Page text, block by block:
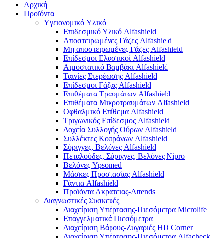
Αρχική
Προϊόντα
Yγειονομικό Yλικό
Επιδεσμικό Υλικό Alfashield
Αποστειρωμένες Γάζες Alfashield
Μη αποστειρωμένες Γάζες Alfashield
Επίδεσμοι Ελαστικοί Alfashield
Αιμοστατικό Βαμβάκι Alfashield
Ταινίες Στερέωσης Alfashield
Επίδεσμοι Γάζας Alfashield
Επιθέματα Τραυμάτων Alfashield
Επιθέματα Μικροτραυμάτων Alfashield
Οφθαλμικό Eπίθεμα Alfashield
Τριγωνικός Επίδεσμος Alfashield
Δοχεία Συλλογής Ούρων Alfashield
Συλλέκτες Κοπράνων Alfashield
Σύριγγες, Βελόνες Alfashield
Πεταλούδες, Σύριγγες, Βελόνες Nipro
Βελόνες Ypsomed
Μάσκες Προστασίας Alfashield
Γάντια Alfashield
Προϊόντα Ακράτειας-Attends
Διαγνωστικές Συσκευές
Διαχείριση Υπέρτασης-Πιεσόμετρα Microlife
Επαγγελματικά Πιεσόμετρα
Διαχείριση Βάρους-Ζυγαριές HD Corner